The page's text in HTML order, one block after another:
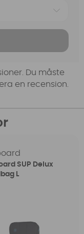
Du måste
en recension.
SUP Delux
L